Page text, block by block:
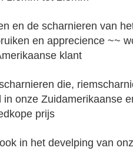
en de scharnieren van
en apprecience ~~
klant
die,
onze Zuidamerikaanse
prijs
in het develping van